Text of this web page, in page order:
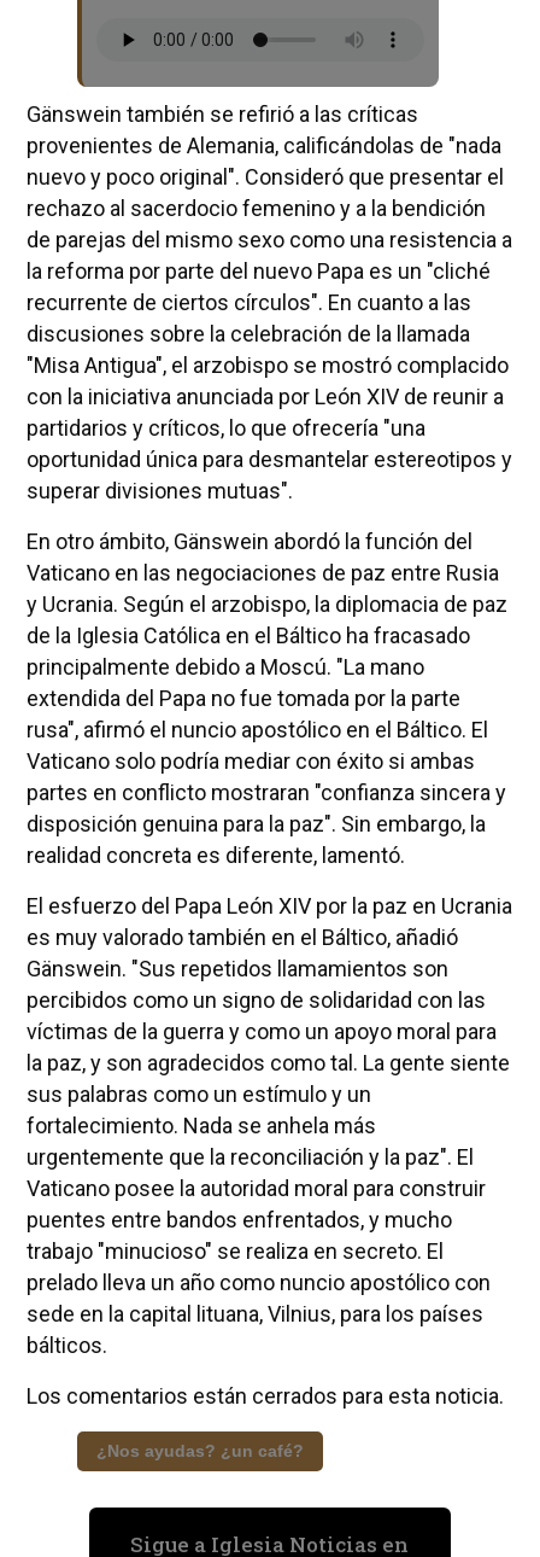
Gänswein también se refirió a las críticas
provenientes de Alemania, calificándolas de "nada
nuevo y poco original". Consideró que presentar el
rechazo al sacerdocio femenino y a la bendición
de parejas del mismo sexo como una resistencia a
la reforma por parte del nuevo Papa es un "cliché
recurrente de ciertos círculos". En cuanto a las
discusiones sobre la celebración de la llamada
"Misa Antigua", el arzobispo se mostró complacido
con la iniciativa anunciada por León XIV de reunir a
partidarios y críticos, lo que ofrecería "una
oportunidad única para desmantelar estereotipos y
superar divisiones mutuas".
En otro ámbito, Gänswein abordó la función del
Vaticano en las negociaciones de paz entre Rusia
y Ucrania. Según el arzobispo, la diplomacia de paz
de la Iglesia Católica en el Báltico ha fracasado
principalmente debido a Moscú. "La mano
extendida del Papa no fue tomada por la parte
rusa", afirmó el nuncio apostólico en el Báltico. El
Vaticano solo podría mediar con éxito si ambas
partes en conflicto mostraran "confianza sincera y
disposición genuina para la paz". Sin embargo, la
realidad concreta es diferente, lamentó.
El esfuerzo del Papa León XIV por la paz en Ucrania
es muy valorado también en el Báltico, añadió
Gänswein. "Sus repetidos llamamientos son
percibidos como un signo de solidaridad con las
víctimas de la guerra y como un apoyo moral para
la paz, y son agradecidos como tal. La gente siente
sus palabras como un estímulo y un
fortalecimiento. Nada se anhela más
urgentemente que la reconciliación y la paz". El
Vaticano posee la autoridad moral para construir
puentes entre bandos enfrentados, y mucho
trabajo "minucioso" se realiza en secreto. El
prelado lleva un año como nuncio apostólico con
sede en la capital lituana, Vilnius, para los países
bálticos.
Los comentarios están cerrados para esta noticia.
¿Nos ayudas? ¿un café?
Sigue a Iglesia Noticias en